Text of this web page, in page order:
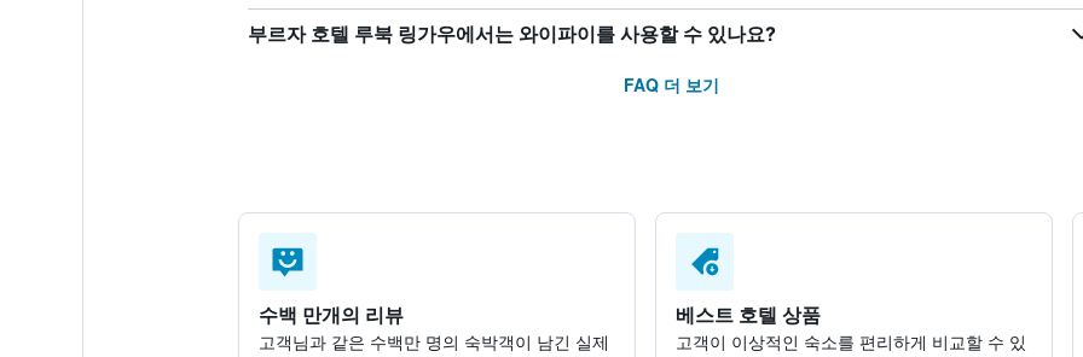
부르자 호텔 루북 링가우에서는 와이파이를 사용할 수 있나요?
FAQ 더 보기
수백 만개의 리뷰
고객님과 같은 수백만 명의 숙박객이 남긴 실제
베스트 호텔 상품
고객이 이상적인 숙소를 편리하게 비교할 수 있